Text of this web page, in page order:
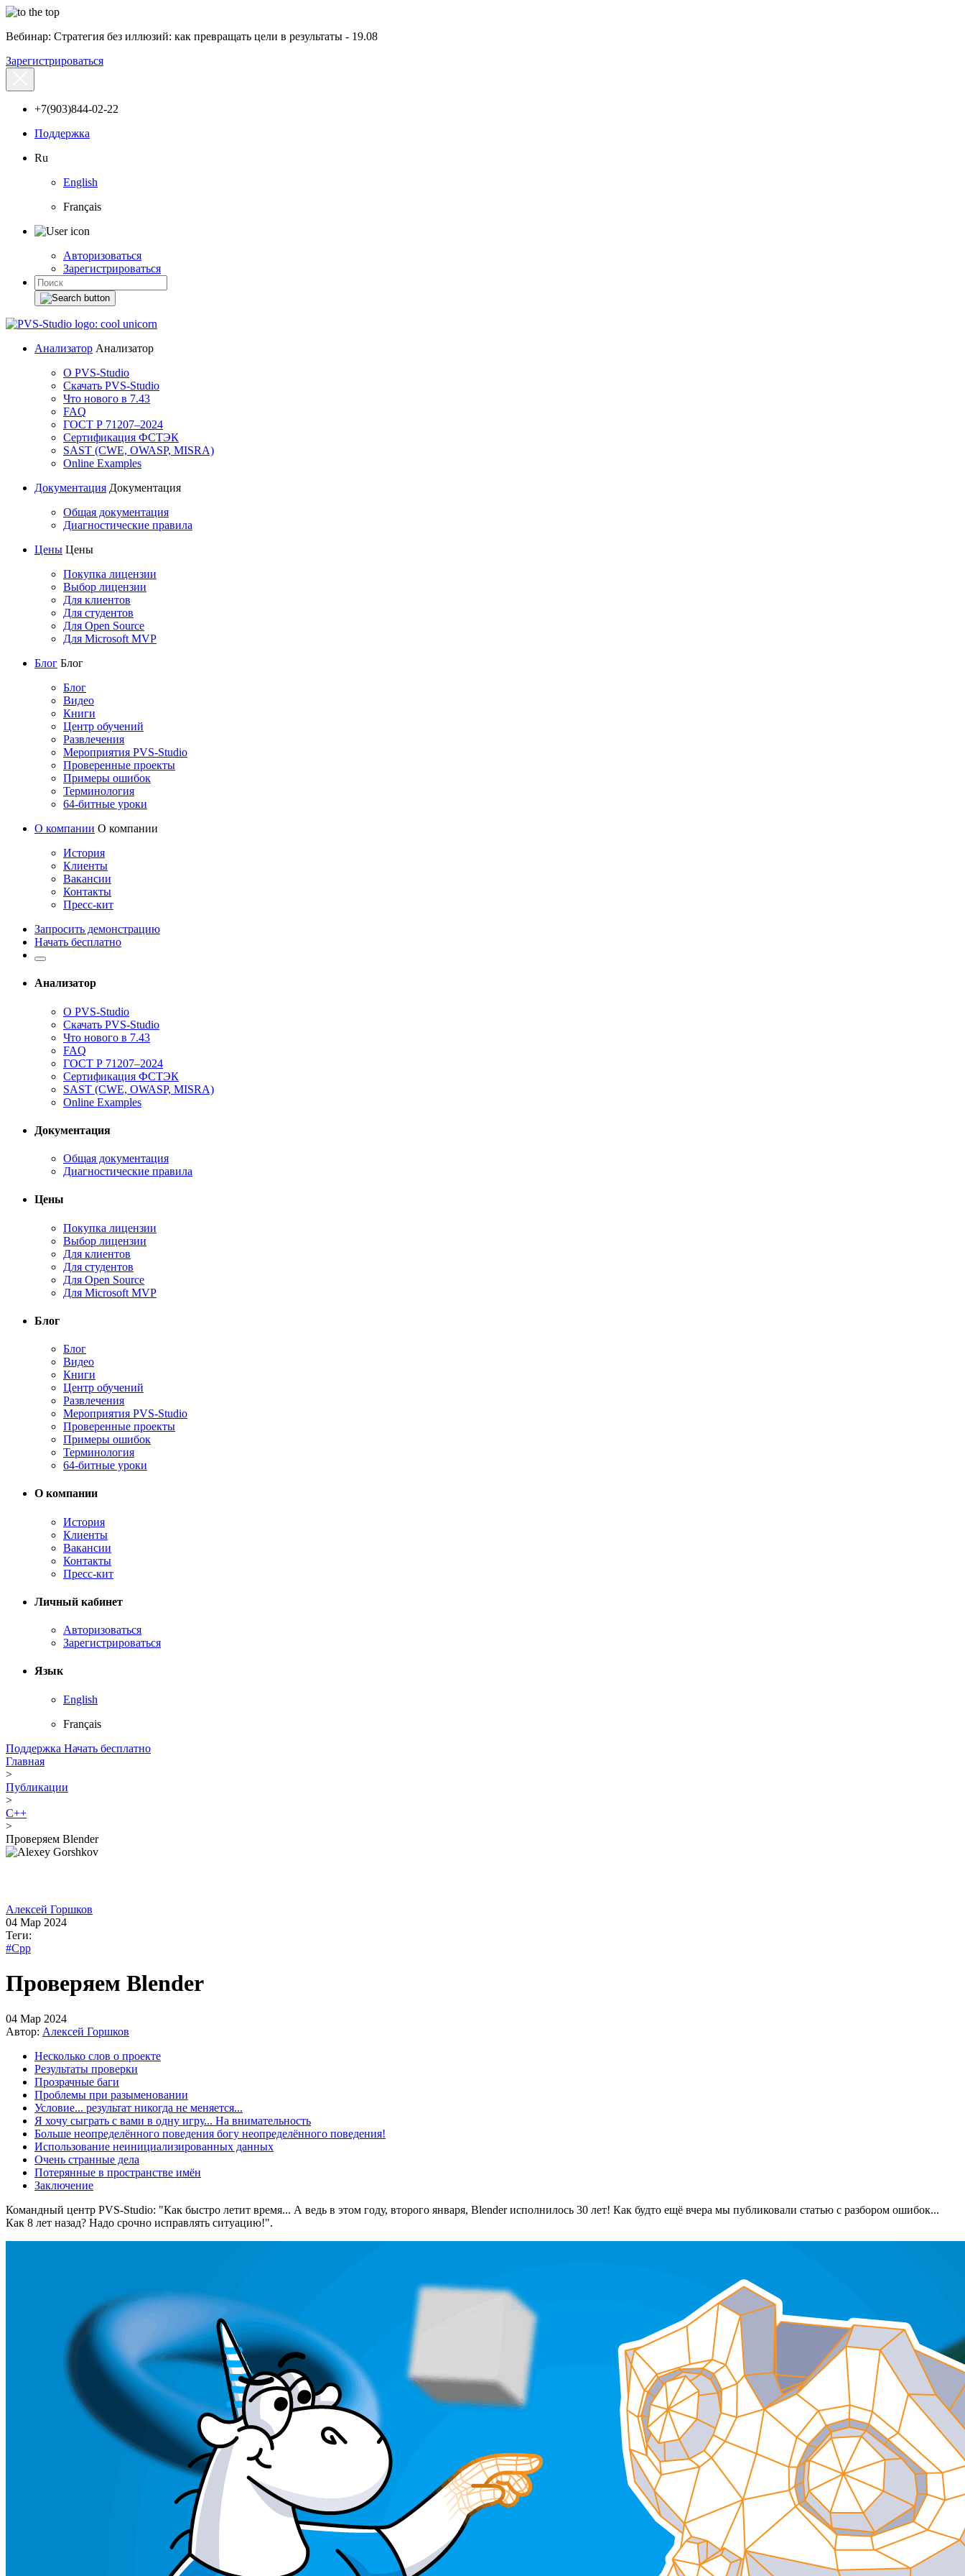
Вебинар: Стратегия без иллюзий: как превращать цели в результаты - 19.08
Зарегистрироваться
+7(903)844-02-22
Поддержка
Ru
English
Français
Авторизоваться
Зарегистрироваться
Анализатор Анализатор
О PVS-Studio
Скачать PVS-Studio
Что нового в 7.43
FAQ
ГОСТ Р 71207–2024
Сертификация ФСТЭК
SAST (CWE, OWASP, MISRA)
Online Examples
Документация Документация
Общая документация
Диагностические правила
Цены Цены
Покупка лицензии
Выбор лицензии
Для клиентов
Для студентов
Для Open Source
Для Microsoft MVP
Блог Блог
Блог
Видео
Книги
Центр обучений
Развлечения
Мероприятия PVS-Studio
Проверенные проекты
Примеры ошибок
Терминология
64-битные уроки
О компании О компании
История
Клиенты
Вакансии
Контакты
Пресс-кит
Запросить демонстрацию
Начать бесплатно
Анализатор
О PVS-Studio
Скачать PVS-Studio
Что нового в 7.43
FAQ
ГОСТ Р 71207–2024
Сертификация ФСТЭК
SAST (CWE, OWASP, MISRA)
Online Examples
Документация
Общая документация
Диагностические правила
Цены
Покупка лицензии
Выбор лицензии
Для клиентов
Для студентов
Для Open Source
Для Microsoft MVP
Блог
Блог
Видео
Книги
Центр обучений
Развлечения
Мероприятия PVS-Studio
Проверенные проекты
Примеры ошибок
Терминология
64-битные уроки
О компании
История
Клиенты
Вакансии
Контакты
Пресс-кит
Личный кабинет
Авторизоваться
Зарегистрироваться
Язык
English
Français
Поддержка Начать бесплатно
Главная
>
Публикации
>
C++
>
Проверяем Blender
Алексей Горшков
04 Мар 2024
Теги:
#Cpp
Проверяем Blender
04 Мар 2024
Автор: Алексей Горшков
Несколько слов о проекте
Результаты проверки
Прозрачные баги
Проблемы при разыменовании
Условие... результат никогда не меняется...
Я хочу сыграть с вами в одну игру... На внимательность
Больше неопределённого поведения богу неопределённого поведения!
Использование неинициализированных данных
Очень странные дела
Потерянные в пространстве имён
Заключение
Командный центр PVS-Studio: "Как быстро летит время... А ведь в этом году, второго января, Blender исполнилось 30 лет! Как будто ещё вчера мы публиковали статью с разбором ошибок...
Как 8 лет назад? Надо срочно исправлять ситуацию!".